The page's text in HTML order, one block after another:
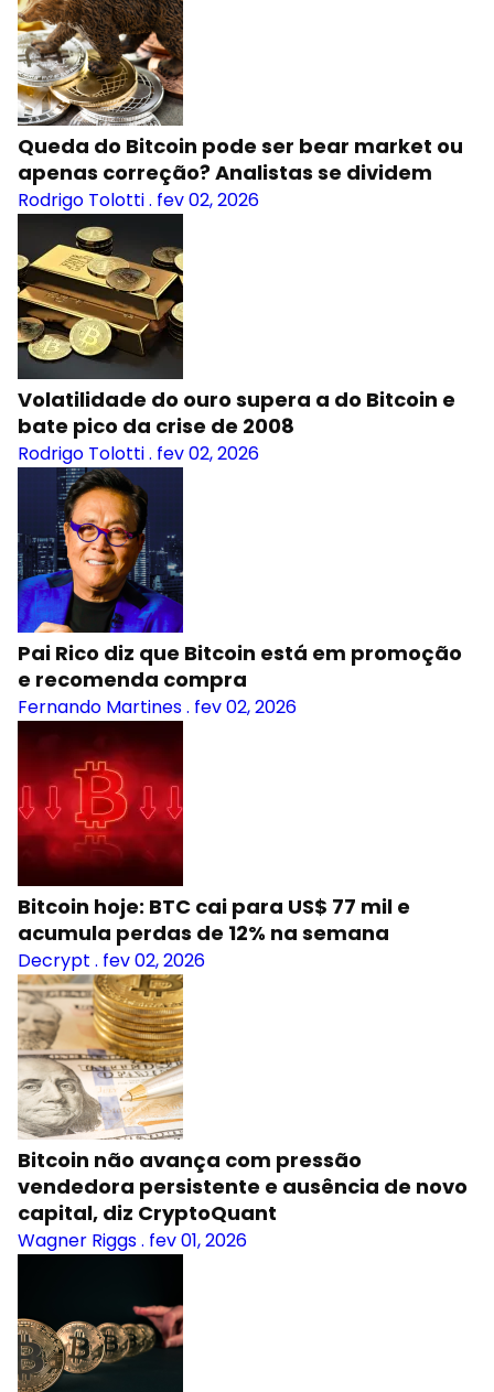
Queda do Bitcoin pode ser bear market ou
apenas correção? Analistas se dividem
Rodrigo Tolotti. fev 02, 2026
Volatilidade do ouro supera a do Bitcoin e
bate pico da crise de 2008
Rodrigo Tolotti. fev 02, 2026
Pai Rico diz que Bitcoin está em promoção
e recomenda compra
Fernando Martines. fev 02, 2026
Bitcoin hoje: BTC cai para US$ 77 mil e
acumula perdas de 12% na semana
Decrypt . fev 02, 2026
Bitcoin não avança com pressão
vendedora persistente e ausência de novo
capital, diz CryptoQuant
Wagner Riggs. fev 01, 2026